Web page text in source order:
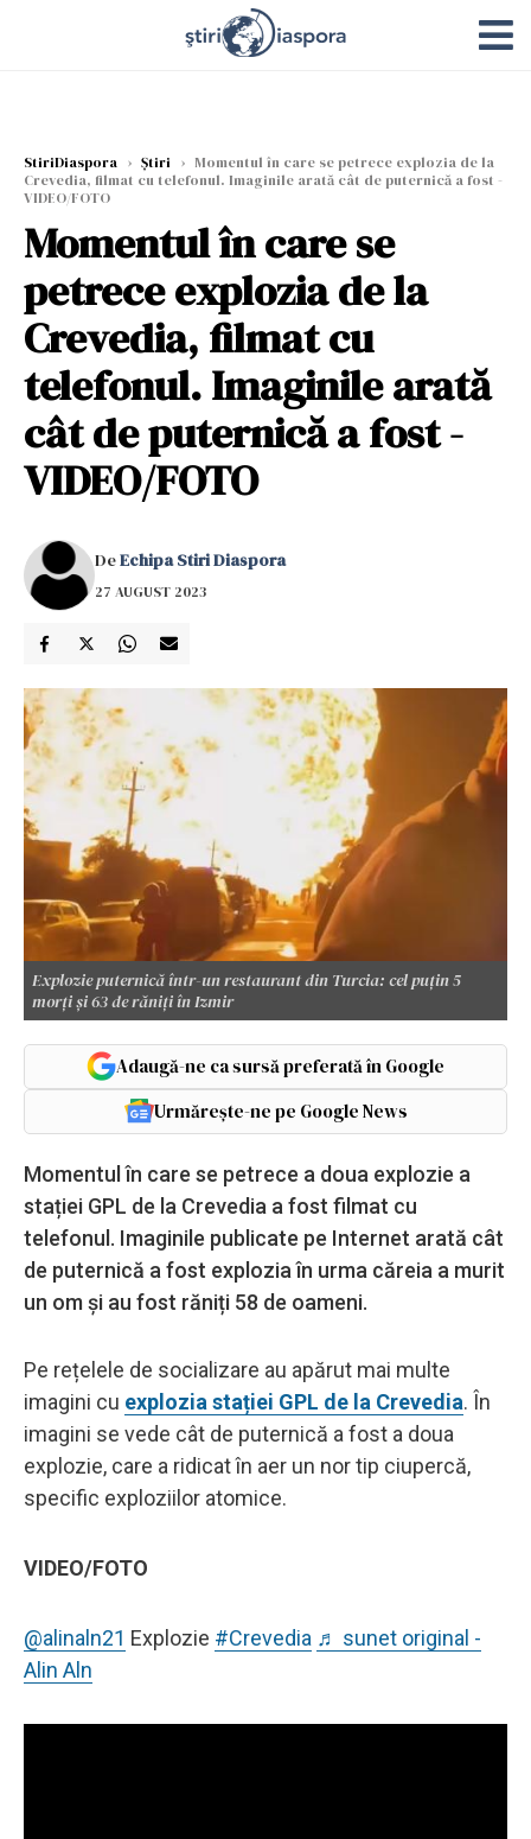
StiriDiaspora › Știri › Momentul în care se petrece explozia de la
Crevedia, filmat cu telefonul. Imaginile arată cât de puternică a fost -
VIDEO/FOTO
Momentul în care se
petrece explozia de la
Crevedia, filmat cu
telefonul. Imaginile arată
cât de puternică a fost -
VIDEO/FOTO
DeEchipa Stiri Diaspora
27 AUGUST 2023
Explozie puternică într-un restaurant din Turcia: cel puțin 5
morți și 63 de răniți în Izmir
Adaugă-ne ca sursă preferată în Google
Urmărește-ne pe Google News
Momentul în care se petrece a doua explozie a
stației GPL de la Crevedia a fost filmat cu
telefonul. Imaginile publicate pe Internet arată cât
de puternică a fost explozia în urma căreia a murit
un om și au fost răniți 58 de oameni.
Pe rețelele de socializare au apărut mai multe
imagini cu explozia stației GPL de la Crevedia. În
imagini se vede cât de puternică a fost a doua
explozie, care a ridicat în aer un nor tip ciupercă,
specific exploziilor atomice.
VIDEO/FOTO
@alinaln21 Explozie #Crevedia ♬ sunet original -
Alin Aln